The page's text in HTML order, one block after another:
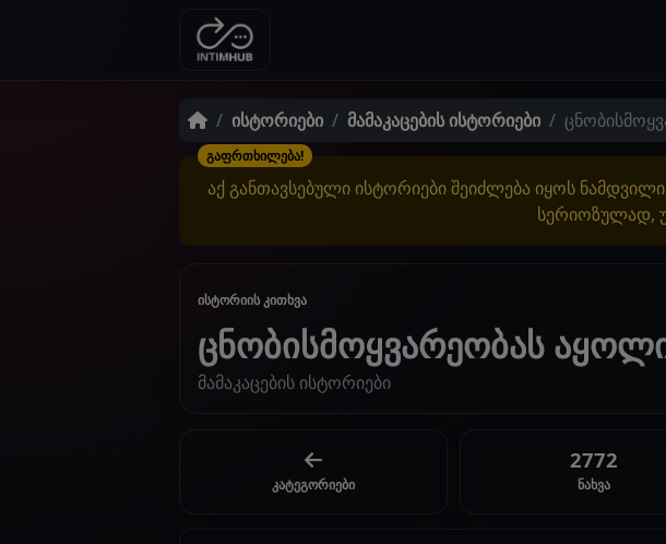
ისტორიები მამაკაცების ისტორიები
გაფრთხილება!
აქ განთავსებული ისტორიები შეიძლება იყოს
სერიოზულად,
ისტორიის კითხვა
ცნობისმოყვარეობას
მამაკაცების ისტორიები
კატეგორიები
2772
ნახვა